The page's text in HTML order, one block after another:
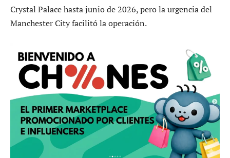
Crystal Palace hasta junio de 2026, pero la urgencia del
Manchester City facilitó la operación.